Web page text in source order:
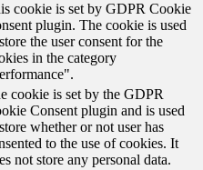
cookie is set by GDPR Cookie
plugin. The cookie is used
the user consent for the
in the category
cookie is set by the GDPR
Consent plugin and is used
whether or not user has
to the use of cookies. It
not store any personal data.